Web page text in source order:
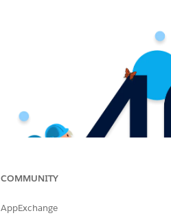
COMMUNITY
AppExchange